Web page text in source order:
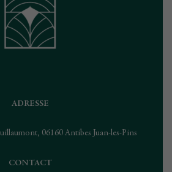
ADRESSE
06160 Antibes Juan-les-Pins
CONTACT